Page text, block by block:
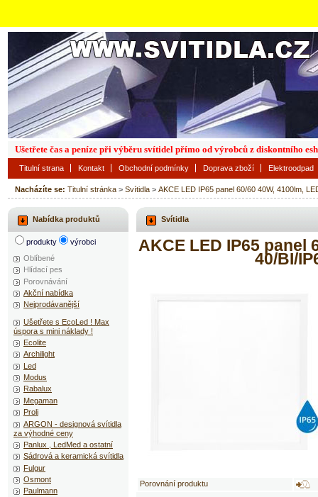
Nacházíte se: Titulní stránka > Svítidla > AKCE LED IP65 panel 60/60 40W, 4100lm,
Svítidla
AKCE LED IP65 panel
40/BI/
Porovnání produktu
Nabídka produktů
produkty
výrobci
Oblíbené
Hlídací pes
Porovnávání
Akční nabídka
Nejprodávanější
Ušetřete s EcoLed ! Max
úspora s mini náklady !
Ecolite
Archilight
Led
Modus
Rabalux
Megaman
Proli
ARGON - designová svítidla
za výhodné ceny
Panlux , LedMed a ostatní
Sádrová a keramická svítidla
Fulgur
Osmont
Paulmann
Titulní strana Kontakt Obchodní podmínky Doprava zboží Elektroodpad
Ušetřete čas a peníze při výběru svítidel přímo od výrobců z diskontního